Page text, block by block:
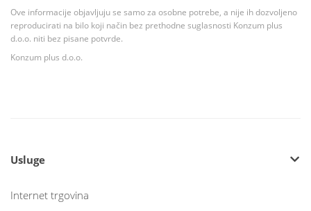
Ove informacije objavljuju se samo za osobne potrebe, a nije ih dozvoljeno
reproducirati na bilo koji način bez prethodne suglasnosti Konzum plus
d.o.o. niti bez pisane potvrde.
Konzum plus d.o.o.
Usluge
Internet trgovina